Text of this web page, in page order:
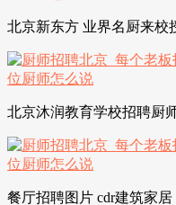
北京新东方 业界名厨来校
北京沐润教育学校招聘厨
餐厅招聘图片 cdr建筑家居